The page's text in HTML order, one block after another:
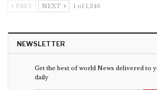
PREV NEXT 1 of 1,346
NEWSLETTER
Get the best of world News delivered to
daily